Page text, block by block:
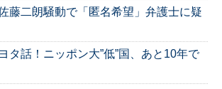
藤二朗騒動で「匿名希望」弁護士に疑
タ話！ニッポン大”低”国、あと10年で